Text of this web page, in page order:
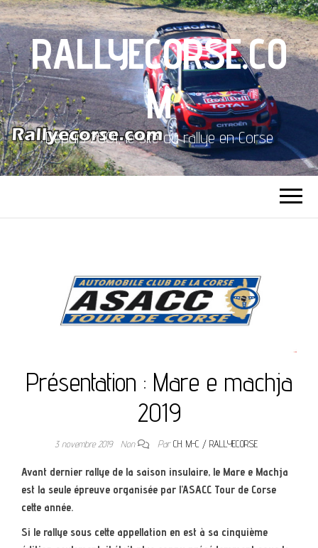
RALLYECORSE.CO
M
Depuis 2001, le site du rallye en Corse
Présentation : Mare e machja
2019
3 novembre 2019 Non ParCH. M-C / RALLYECORSE
Avant dernier rallye de la saison insulaire, le Mare e Machja
est la seule épreuve organisée par l’ASACC Tour de Corse
cette année.
Si le rallye sous cette appellation en est à sa cinquième